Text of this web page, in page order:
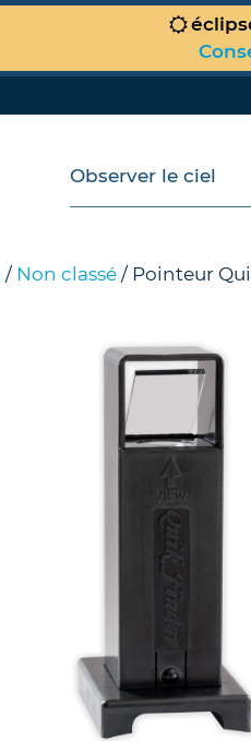
Observer le ciel
/ Non classé / Pointeur